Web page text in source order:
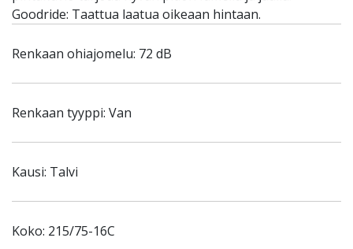
Goodride: Taattua laatua oikeaan hintaan.
Renkaan ohiajomelu: 72 dB
Renkaan tyyppi: Van
Kausi: Talvi
Koko: 215/75-16C